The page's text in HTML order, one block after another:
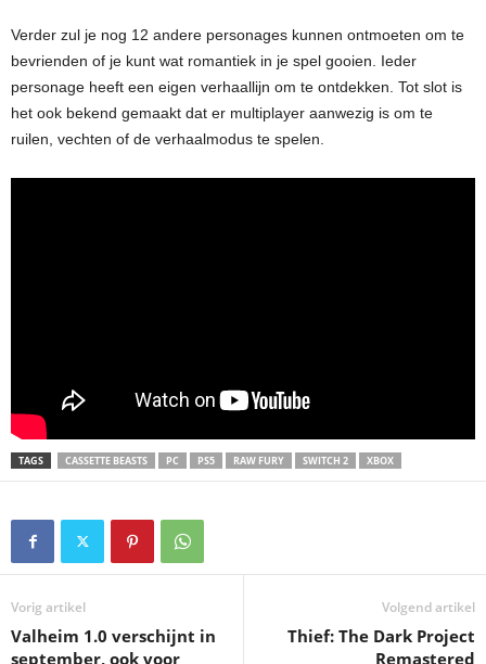
Verder zul je nog 12 andere personages kunnen ontmoeten om te
bevrienden of je kunt wat romantiek in je spel gooien. Ieder
personage heeft een eigen verhaallijn om te ontdekken. Tot slot is
het ook bekend gemaakt dat er multiplayer aanwezig is om te
ruilen, vechten of de verhaalmodus te spelen.
TAGS CASSETTE BEASTS PC PS5 RAW FURY SWITCH 2 XBOX
Vorig artikel
Valheim 1.0 verschijnt in
september, ook voor
Volgend artikel
Thief: The Dark Project
Remastered